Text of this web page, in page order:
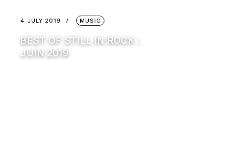
4 JULY 2019 MUSIC
BEST OF STILL IN ROCK :
JUIN 2019